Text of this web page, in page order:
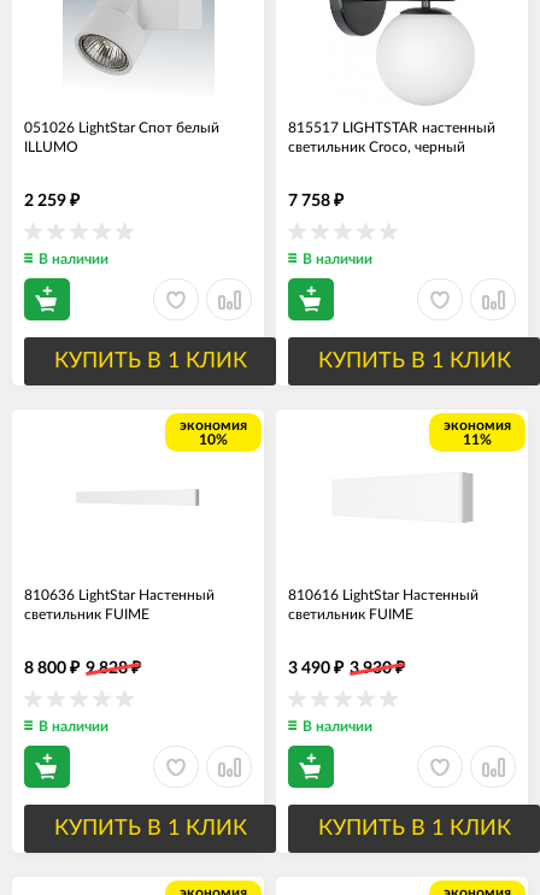
051026 LightStar Спот белый
ILLUMO
2 259 ₽
В наличии
КУПИТЬ В 1 КЛИК
815517 LIGHTSTAR настенный
светильник Croco, черный
7 758 ₽
В наличии
КУПИТЬ В 1 КЛИК
экономия
10%
810636 LightStar Настенный
светильник FUIME
8 800 ₽ 9 828₽
В наличии
КУПИТЬ В 1 КЛИК
экономия
11%
810616 LightStar Настенный
светильник FUIME
3 490 ₽ 3 930₽
В наличии
КУПИТЬ В 1 КЛИК